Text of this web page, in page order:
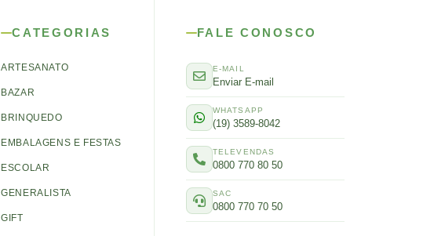
CATEGORIAS
ARTESANATO
BAZAR
BRINQUEDO
EMBALAGENS E FESTAS
ESCOLAR
GENERALISTA
GIFT
FALE CONOSCO
E-MAIL
Enviar E-mail
WHATSAPP
(19) 3589-8042
TELEVENDAS
0800 770 80 50
SAC
0800 770 70 50